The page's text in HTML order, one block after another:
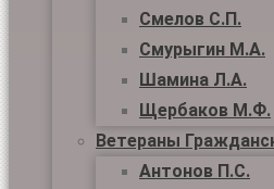
Смелов С.П.
Смурыгин М.А.
Шамина Л.А.
Щербаков М.Ф.
Ветераны
Антонов П.С.